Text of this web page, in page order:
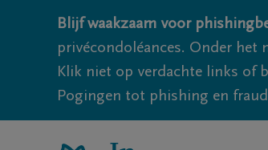
Blijf waakzaam voor
privécondoléances. Onder het
Klik niet op verdachte links of
Pogingen tot phishing en